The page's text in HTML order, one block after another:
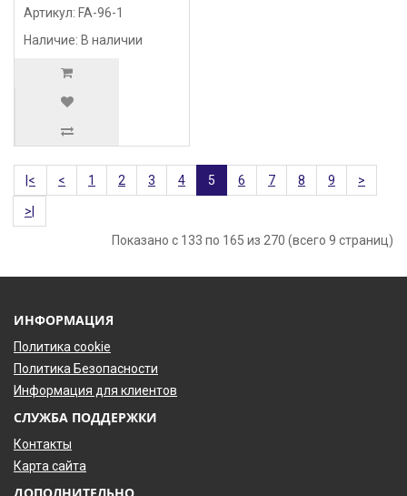
Артикул: FA-96-1
Наличие: В наличии
|< < 1 2 3 4 5 6 7 8 9 >
>|
Показано с 133 по 165 из 270 (всего 9 страниц)
ИНФОРМАЦИЯ
Политика cookie
Политика Безопасности
Информация для клиентов
СЛУЖБА ПОДДЕРЖКИ
Контакты
Карта сайта